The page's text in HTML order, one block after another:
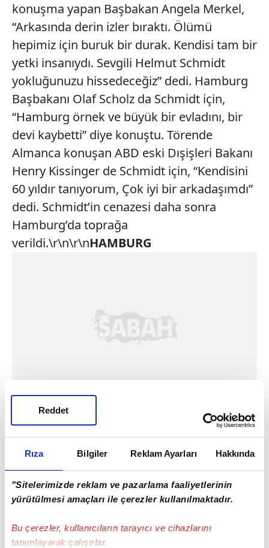
Rıza Bilgiler Reklam Ayarları Hakkında
"Sitelerimizde reklam ve pazarlama faaliyetlerinin
yürütülmesi amaçları ile çerezler kullanılmaktadır.
Bu çerezler, kullanıcıların tarayıcı ve cihazlarını
tanımlayarak çalışırlar.
Reddet
konuşma yapan Başbakan Angela Merkel,
“Arkasında derin izler bıraktı. Ölümü
hepimiz için buruk bir durak. Kendisi tam bir
yetki insanıydı. Sevgili Helmut Schmidt
yokluğunuzu hissedeceğiz” dedi. Hamburg
Başbakanı Olaf Scholz da Schmidt için,
“Hamburg örnek ve büyük bir evladını, bir
devi kaybetti” diye konuştu. Törende
Almanca konuşan ABD eski Dışişleri Bakanı
Henry Kissinger de Schmidt için, “Kendisini
60 yıldır tanıyorum, Çok iyi bir arkadaşımdı”
dedi. Schmidt’in cenazesi daha sonra
Hamburg’da toprağa
verildi.\r\n\r\nHAMBURG